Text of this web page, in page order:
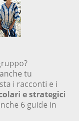
tu
i racconti e i
e strategici
6 guide in